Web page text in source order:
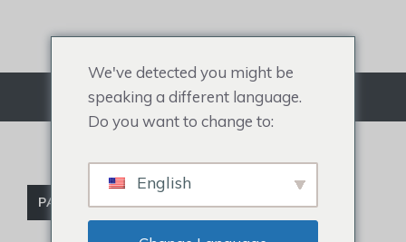
Menù
PARRUCCHINO PER UOMO
We've detected you might be
speaking a different language.
Do you want to change to:
English